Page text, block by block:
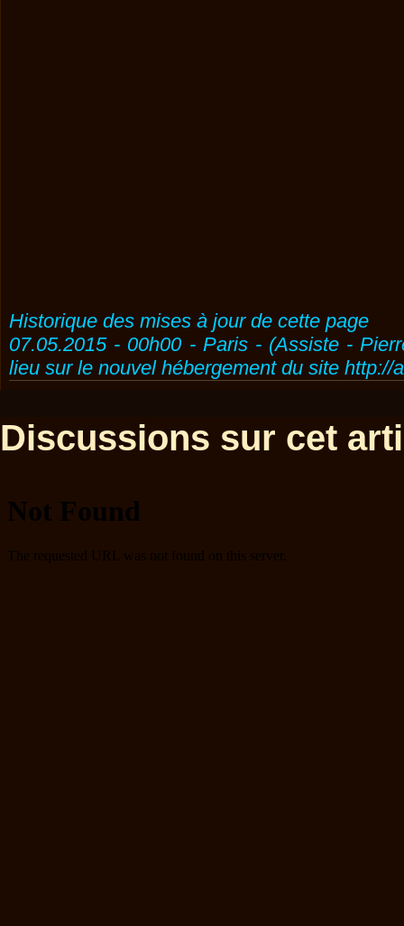
Historique des mises à jour de cette page
07.05.2015 - 00h00 - Paris - (Assiste -
lieu sur le nouvel hébergement du site http://
Discussions sur cet